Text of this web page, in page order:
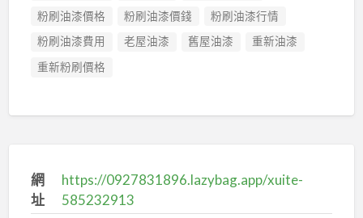
粉刷油漆價格
粉刷油漆價錢
粉刷油漆行情
粉刷油漆費用
老屋油漆 舊屋油漆
重新油漆
重新粉刷價格
網
址
https://0927831896.lazybag.app/xuite-
585232913